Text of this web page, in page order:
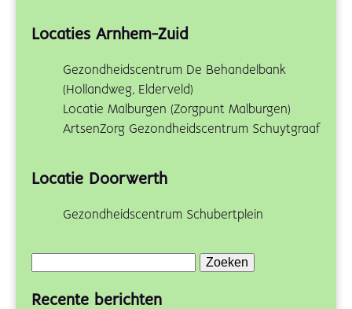
Locaties Arnhem-Zuid
Gezondheidscentrum De Behandelbank
(Hollandweg, Elderveld)
Locatie Malburgen (Zorgpunt Malburgen)
ArtsenZorg Gezondheidscentrum Schuytgraaf
Locatie Doorwerth
Gezondheidscentrum Schubertplein
Recente berichten